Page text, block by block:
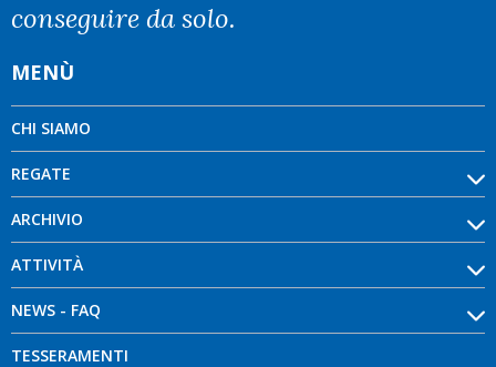
conseguire da solo.
MENÙ
CHI SIAMO
REGATE
ARCHIVIO
ATTIVITÀ
NEWS - FAQ
TESSERAMENTI